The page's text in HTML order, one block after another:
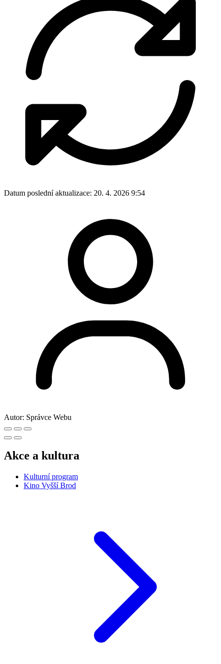
Datum poslední aktualizace: 20. 4. 2026 9:54
Autor: Správce Webu
Akce a kultura
Kulturní program
Kino Vyšší Brod